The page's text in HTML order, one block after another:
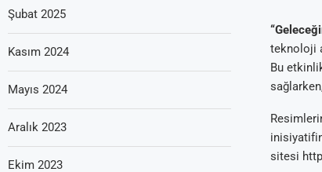
teknoloji
Bu
sitesi
Şubat 2025
Kasım 2024
Mayıs 2024
Aralık 2023
Ekim 2023